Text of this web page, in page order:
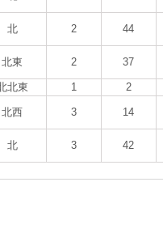
北 2 44
北東 2 37
北東 1
2
北西 3 14
北 3 42